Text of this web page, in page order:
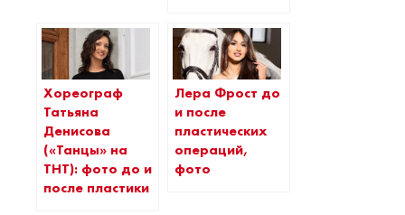
Хореограф
Татьяна
Денисова
(«Танцы» на
ТНТ): фото до и
после пластики
Лера Фрост до
и после
пластических
операций,
фото